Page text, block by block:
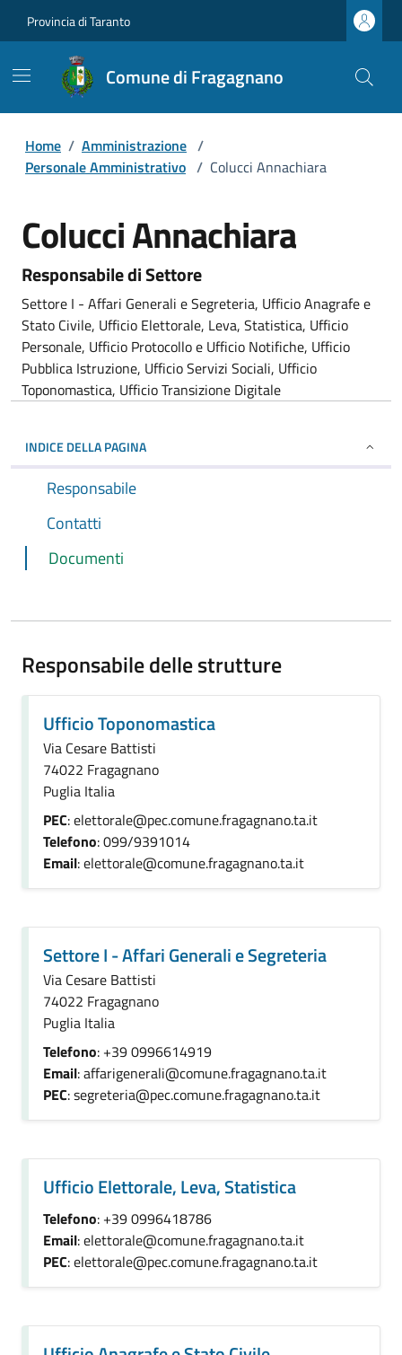
Provincia di Taranto
Comune di Fragagnano
Home / Amministrazione /
Personale Amministrativo / Colucci Annachiara
Colucci Annachiara
Responsabile di Settore
Settore I - Affari Generali e Segreteria, Ufficio Anagrafe e
Stato Civile, Ufficio Elettorale, Leva, Statistica, Ufficio
Personale, Ufficio Protocollo e Ufficio Notifiche, Ufficio
Pubblica Istruzione, Ufficio Servizi Sociali, Ufficio
Toponomastica, Ufficio Transizione Digitale
INDICE DELLA PAGINA
Responsabile
Contatti
Documenti
Responsabile delle strutture
Ufficio Toponomastica
Via Cesare Battisti
74022 Fragagnano
Puglia Italia
PEC: elettorale@pec.comune.fragagnano.ta.it
Telefono: 099/9391014
Email: elettorale@comune.fragagnano.ta.it
Settore I - Affari Generali e Segreteria
Via Cesare Battisti
74022 Fragagnano
Puglia Italia
Telefono: +39 0996614919
Email: affarigenerali@comune.fragagnano.ta.it
PEC: segreteria@pec.comune.fragagnano.ta.it
Ufficio Elettorale, Leva, Statistica
Telefono: +39 0996418786
Email: elettorale@comune.fragagnano.ta.it
PEC: elettorale@pec.comune.fragagnano.ta.it